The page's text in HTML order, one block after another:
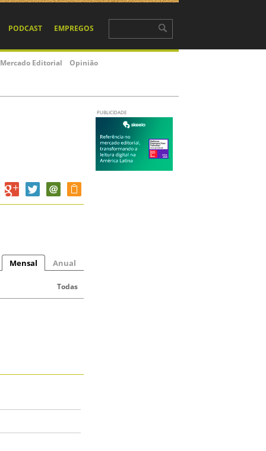
PODCAST EMPREGOS
Mercado Editorial Opinião
PUBLICIDADE
Mensal Anual
Todas